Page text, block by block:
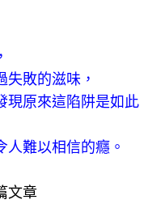
敗的滋味，
現原來這陷阱是如此
難以相信的癮。
文章